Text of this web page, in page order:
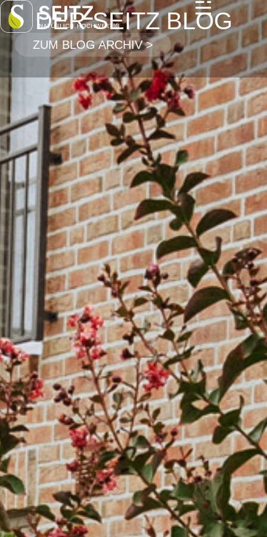
DER SEITZ BLOG
ZUM BLOG ARCHIV >